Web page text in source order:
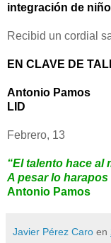
integración de
Recibid un cordial
EN CLAVE DE
Antonio Pamos
LID
Febrero, 13
“El talento hace al
A pesar lo
Antonio Pamos
Javier Pérez Caro en